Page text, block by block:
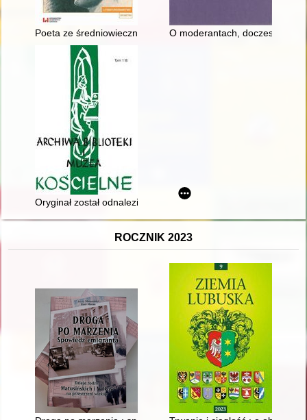
Poeta ze średniowiecznej ekstazy" : ksiądz Antoni
O moderantach, doczesnej
Oryginał został odnaleziony i nie zmienił właściciela" : losy
ROCZNIK 2023